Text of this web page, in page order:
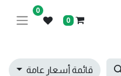
0
0
قائمة أسعار عامة